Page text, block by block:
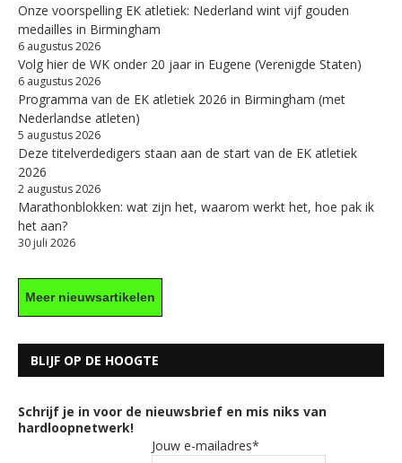
Onze voorspelling EK atletiek: Nederland wint vijf gouden
medailles in Birmingham
6 augustus 2026
Volg hier de WK onder 20 jaar in Eugene (Verenigde Staten)
6 augustus 2026
Programma van de EK atletiek 2026 in Birmingham (met
Nederlandse atleten)
5 augustus 2026
Deze titelverdedigers staan aan de start van de EK atletiek
2026
2 augustus 2026
Marathonblokken: wat zijn het, waarom werkt het, hoe pak ik
het aan?
30 juli 2026
Meer nieuwsartikelen
BLIJF OP DE HOOGTE
Schrijf je in voor de nieuwsbrief en mis niks van
hardloopnetwerk!
Jouw e-mailadres*